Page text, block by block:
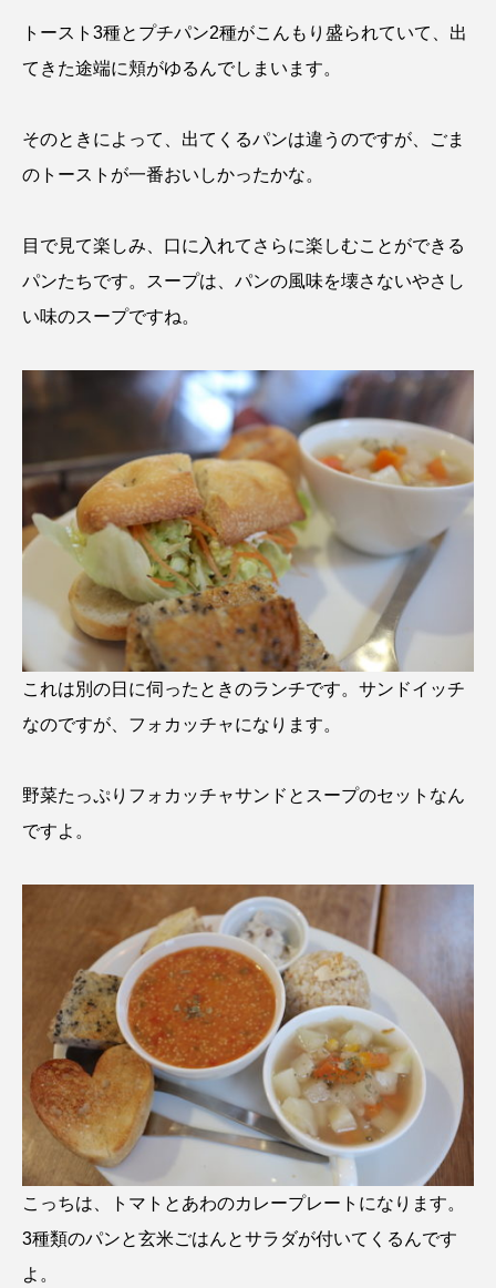
トースト3種とプチパン2種がこんもり盛られていて、出
てきた途端に頬がゆるんでしまいます。
そのときによって、出てくるパンは違うのですが、ごま
のトーストが一番おいしかったかな。
目で見て楽しみ、口に入れてさらに楽しむことができる
パンたちです。スープは、パンの風味を壊さないやさし
い味のスープですね。
これは別の日に伺ったときのランチです。サンドイッチ
なのですが、フォカッチャになります。
野菜たっぷりフォカッチャサンドとスープのセットなん
ですよ。
こっちは、トマトとあわのカレープレートになります。
3種類のパンと玄米ごはんとサラダが付いてくるんです
よ。